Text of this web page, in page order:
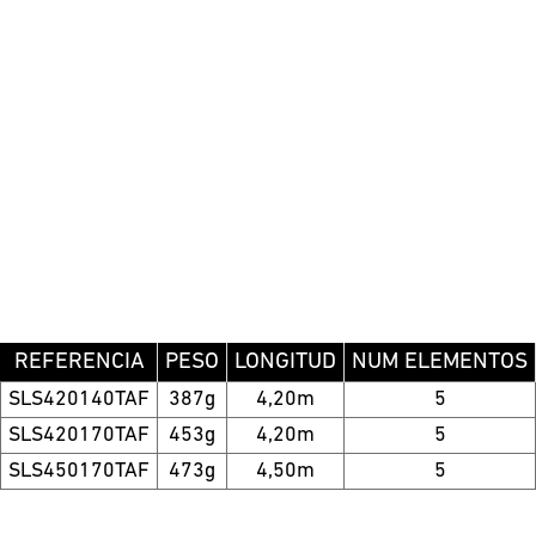
REFERENCIA PESO LONGITUD NUM ELEMENTOS
SLS420140TAF 387g 4,20m
5
SLS420170TAF
453g 4,20m
5
SLS450170TAF
473g 4,50m 5